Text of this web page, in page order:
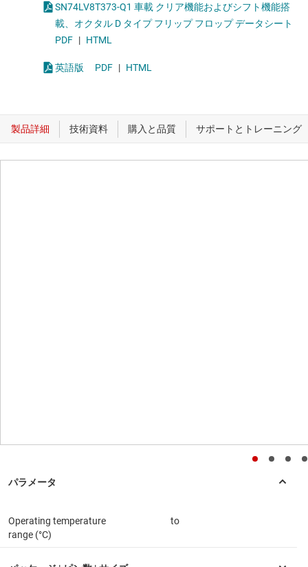
SN74LV8T373-Q1 車載 クリア機能およびシフト機能搭
載、オクタル D タイプ フリップ フロップ データシート
PDF | HTML
英語版 PDF | HTML
Operating temperature
range (°C)
to